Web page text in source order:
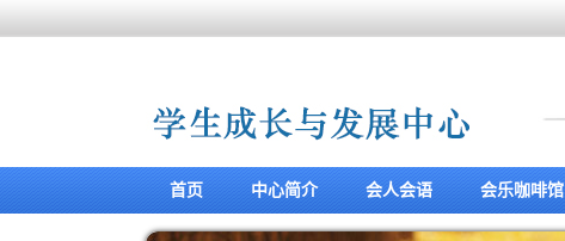
首页 中心简介 会人会语 会乐咖啡馆